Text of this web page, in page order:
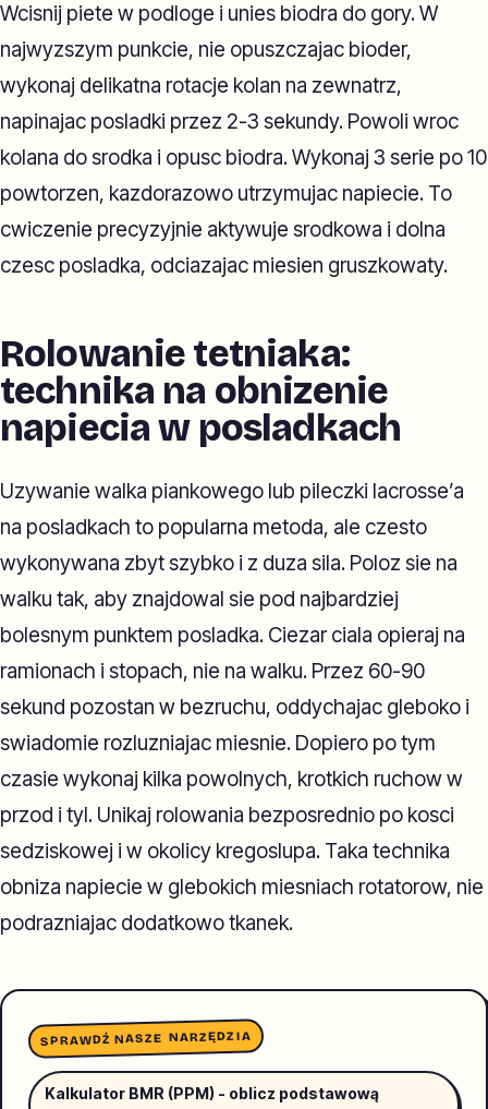
Wcisnij piete w podloge i unies biodra do gory. W
najwyzszym punkcie, nie opuszczajac bioder,
wykonaj delikatna rotacje kolan na zewnatrz,
napinajac posladki przez 2-3 sekundy. Powoli wroc
kolana do srodka i opusc biodra. Wykonaj 3 serie po 10
powtorzen, kazdorazowo utrzymujac napiecie. To
cwiczenie precyzyjnie aktywuje srodkowa i dolna
czesc posladka, odciazajac miesien gruszkowaty.
Rolowanie tetniaka:
technika na obnizenie
napiecia w posladkach
Uzywanie walka piankowego lub pileczki lacrosse’a
na posladkach to popularna metoda, ale czesto
wykonywana zbyt szybko i z duza sila. Poloz sie na
walku tak, aby znajdowal sie pod najbardziej
bolesnym punktem posladka. Ciezar ciala opieraj na
ramionach i stopach, nie na walku. Przez 60-90
sekund pozostan w bezruchu, oddychajac gleboko i
swiadomie rozluzniajac miesnie. Dopiero po tym
czasie wykonaj kilka powolnych, krotkich ruchow w
przod i tyl. Unikaj rolowania bezposrednio po kosci
sedziskowej i w okolicy kregoslupa. Taka technika
obniza napiecie w glebokich miesniach rotatorow, nie
podrazniajac dodatkowo tkanek.
SPRAWDŹ NASZE NARZĘDZIA
Kalkulator BMR (PPM) - oblicz podstawową